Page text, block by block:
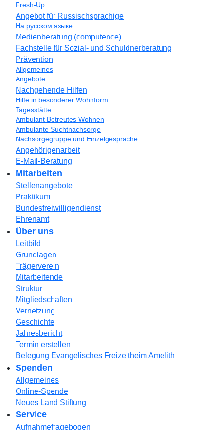
Fresh-Up
Angebot für Russischsprachige
На русском языке
Medienberatung (computence)
Fachstelle für Sozial- und Schuldnerberatung
Prävention
Allgemeines
Angebote
Nachgehende Hilfen
Hilfe in besonderer Wohnform
Tagesstätte
Ambulant Betreutes Wohnen
Ambulante Suchtnachsorge
Nachsorgegruppe und Einzelgespräche
Angehörigenarbeit
E-Mail-Beratung
Mitarbeiten
Stellenangebote
Praktikum
Bundesfreiwilligendienst
Ehrenamt
Über uns
Leitbild
Grundlagen
Trägerverein
Mitarbeitende
Struktur
Mitgliedschaften
Vernetzung
Geschichte
Jahresbericht
Termin erstellen
Belegung Evangelisches Freizeitheim Amelith
Spenden
Allgemeines
Online-Spende
Neues Land Stiftung
Service
Aufnahmefragebogen